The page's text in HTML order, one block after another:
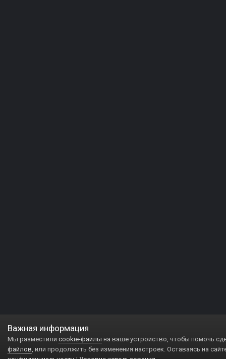
Важная информация
Мы разместили cookie-файлы на ваше устройство, чтобы помочь
файлов, или продолжить без изменения настроек. Оставаясь на